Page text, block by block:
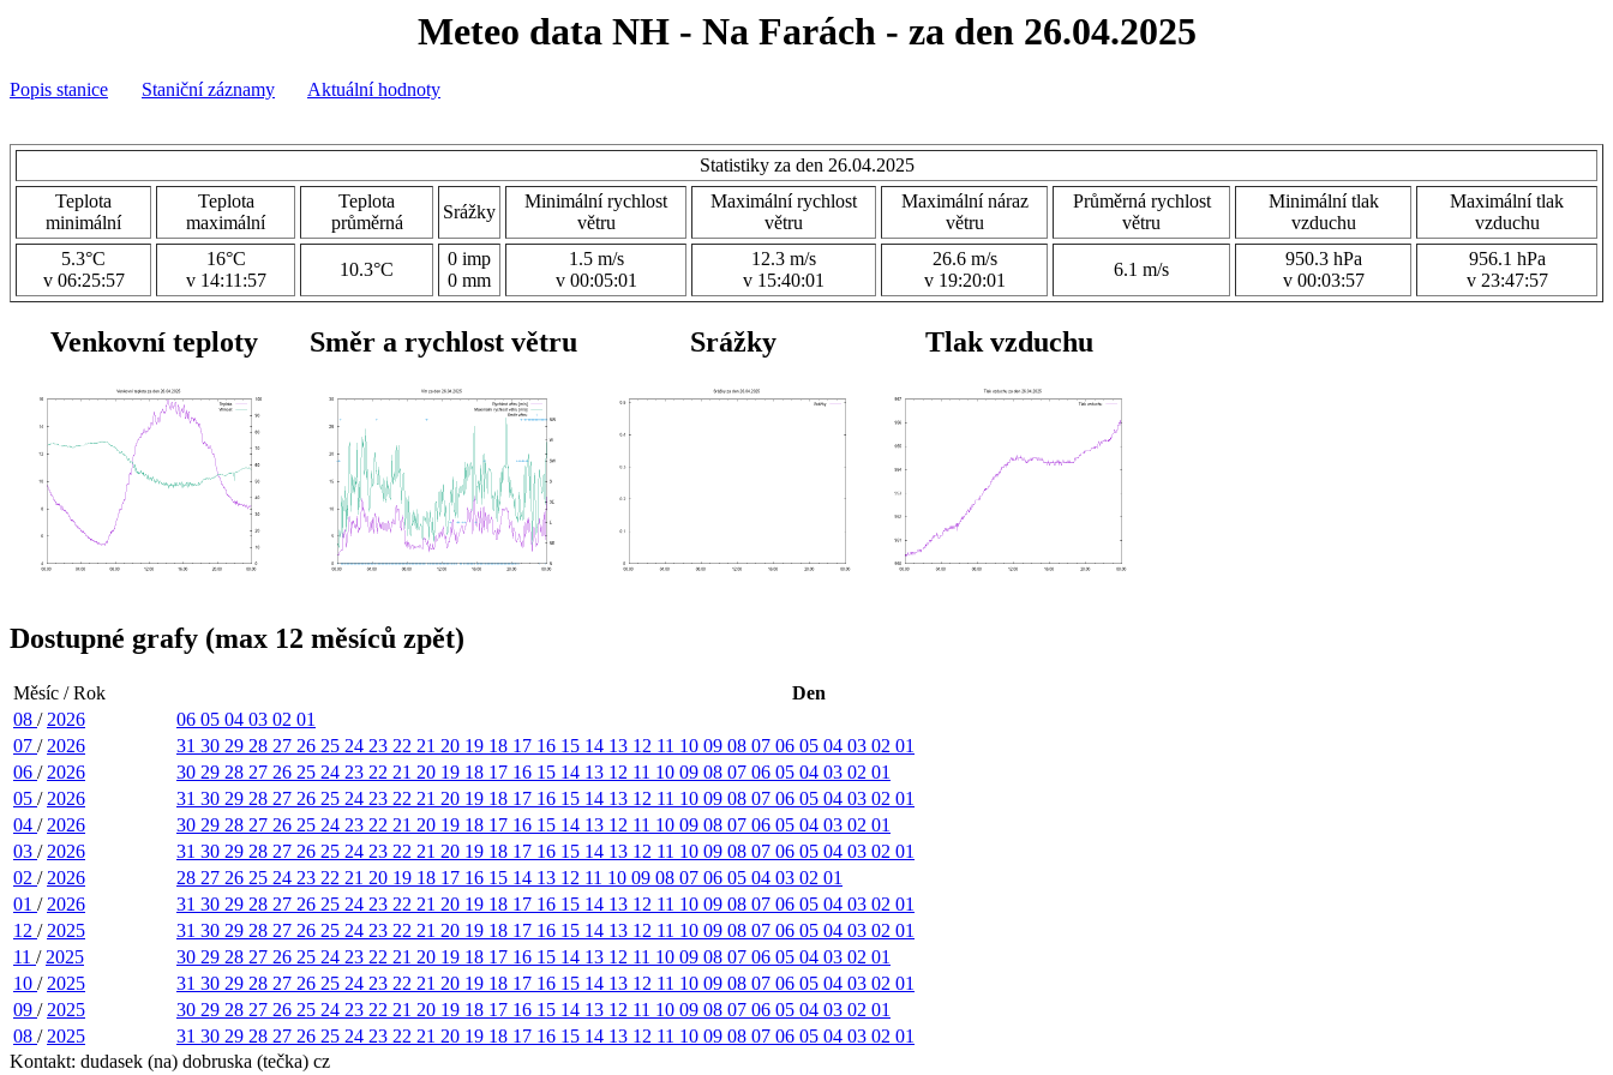
Meteo data NH - Na Farách - za den 26.04.2025
Popis stanice Staniční záznamy Aktuální hodnoty
Statistiky za den 26.04.2025
Teplota
minimální
Teplota
maximální
Teplota
průměrná
Srážky
Minimální rychlost
větru
Maximální rychlost
větru
Maximální náraz
větru
Průměrná rychlost
větru
Minimální tlak
vzduchu
Maximální tlak
vzduchu
5.3°C
v 06:25:57
16°C
v 14:11:57
10.3°C
0 imp
0 mm
1.5 m/s
v 00:05:01
12.3 m/s
v 15:40:01
26.6 m/s
v 19:20:01
6.1 m/s
950.3 hPa
v 00:03:57
956.1 hPa
v 23:47:57
Venkovní teploty Směr a rychlost větru Srážky Tlak vzduchu
Dostupné grafy (max 12 měsíců zpět)
Měsíc / Rok
Den
08 / 2026 06 05 04 03 02 01
07 / 2026 31 30 29 28 27 26 25 24 23 22 21 20 19 18 17 16 15 14 13 12 11 10 09 08 07 06 05 04 03 02 01
06 / 2026 30 29 28 27 26 25 24 23 22 21 20 19 18 17 16 15 14 13 12 11 10 09 08 07 06 05 04 03 02 01
05 / 2026 31 30 29 28 27 26 25 24 23 22 21 20 19 18 17 16 15 14 13 12 11 10 09 08 07 06 05 04 03 02 01
04 / 2026 30 29 28 27 26 25 24 23 22 21 20 19 18 17 16 15 14 13 12 11 10 09 08 07 06 05 04 03 02 01
03 / 2026 31 30 29 28 27 26 25 24 23 22 21 20 19 18 17 16 15 14 13 12 11 10 09 08 07 06 05 04 03 02 01
02 / 2026 28 27 26 25 24 23 22 21 20 19 18 17 16 15 14 13 12 11 10 09 08 07 06 05 04 03 02 01
01 / 2026 31 30 29 28 27 26 25 24 23 22 21 20 19 18 17 16 15 14 13 12 11 10 09 08 07 06 05 04 03 02 01
12 / 2025 31 30 29 28 27 26 25 24 23 22 21 20 19 18 17 16 15 14 13 12 11 10 09 08 07 06 05 04 03 02 01
11 / 2025 30 29 28 27 26 25 24 23 22 21 20 19 18 17 16 15 14 13 12 11 10 09 08 07 06 05 04 03 02 01
10 / 2025 31 30 29 28 27 26 25 24 23 22 21 20 19 18 17 16 15 14 13 12 11 10 09 08 07 06 05 04 03 02 01
09 / 2025 30 29 28 27 26 25 24 23 22 21 20 19 18 17 16 15 14 13 12 11 10 09 08 07 06 05 04 03 02 01
08 / 2025 31 30 29 28 27 26 25 24 23 22 21 20 19 18 17 16 15 14 13 12 11 10 09 08 07 06 05 04 03 02 01
Kontakt: dudasek (na) dobruska (tečka) cz